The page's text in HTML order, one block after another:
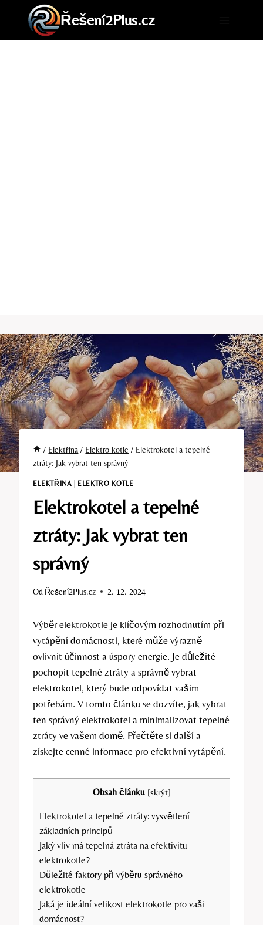
Přeskočit
obsah
Řešení2Plus.cz
/ Elektřina / Elektro kotle / Elektrokotel a tepelné
ztráty: Jak vybrat ten správný
ELEKTŘINA ELEKTRO KOTLE
Elektrokotel a tepelné
ztráty: Jak vybrat ten
správný
Od Řešení2Plus.cz 2. 12. 2024
Výběr‍ elektrokotle je klíčovým rozhodnutím při
vytápění domácnosti, které může výrazně
ovlivnit účinnost a úspory energie. Je důležité
pochopit tepelné ztráty a správně vybrat
elektrokotel, který bude⁤ odpovídat vašim
potřebám. V tomto článku se dozvíte, ​jak‌ vybrat
ten ⁢správný elektrokotel a minimalizovat tepelné
ztráty ve vašem domě. Přečtěte si další a
získejte cenné informace pro‌ efektivní vytápění.
Obsah článku [skrýt]
Elektrokotel a tepelné‌ ztráty: vysvětlení
základních principů
Jaký vliv má tepelná ztráta na efektivitu
elektrokotle?
Důležité faktory při výběru správného
elektrokotle
Jaká je ideální velikost elektrokotle pro vaši
domácnost?